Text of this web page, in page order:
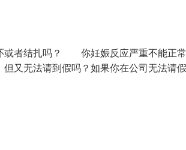
或者结扎吗？ 你妊娠反应严重不能
无法请到假吗？如果你在公司无法请